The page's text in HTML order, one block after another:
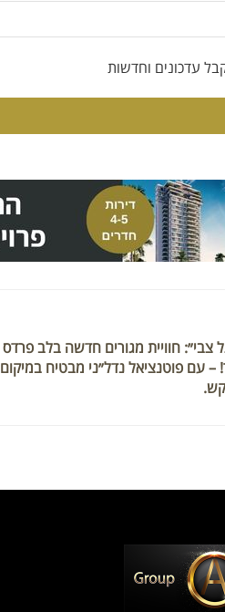
עדכונים וחדשות
צבי״: חוויית מגורים חדשה בלב פרדס
– עם פוטנציאל נדל״ני מבטיח במיקום